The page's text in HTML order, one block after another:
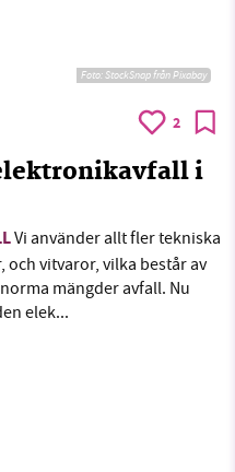
Foto:StockSnap från Pixabay
2
i
Vi använder allt fler tekniska
vitvaror, vilka består av
mängder avfall. Nu
elek...